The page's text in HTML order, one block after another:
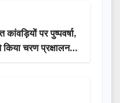
कांवड़ियों पर पुष्पवर्षा,
किया चरण प्रक्षालन…